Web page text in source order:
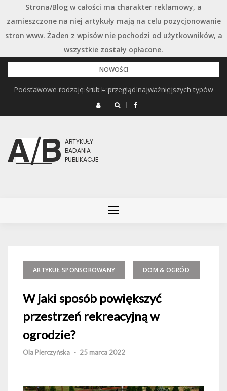
Strona/Blog w całości ma charakter reklamowy, a
zamieszczone na niej artykuły mają na celu pozycjonowanie
stron www. Żaden z wpisów nie pochodzi od użytkowników, a
wszystkie zostały opłacone.
Przejdź
do
treści
NOWOŚCI
Podstawowe rodzaje śrub – przegląd najważniejszych typów
ARTYKUŁ SPONSOROWANY DOM & OGRÓD
W jaki sposób powiększyć
przestrzeń rekreacyjną w
ogrodzie?
Ola Pierczyńska - 25 marca 2022